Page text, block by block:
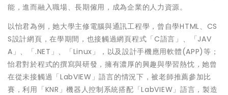
能，進而融入職場、長期僱用，成為企業的人力資源。
以怡君為例，她大學主修電腦與通訊工程學，曾自學HTML、CS
S設計網頁，在學期間，也接觸過網頁程式「C語言」、「JAV
A」、「.NET」、「Linux」，以及設計手機應用軟體(APP)等；
怡君對於程式的撰寫與研發，擁有濃厚的興趣與學習熱忱，她曾
在從未接觸過「LabVIEW」語言的情況下，被老師推薦參加比
賽，利用「KNR」機器人控制系統搭配「LabVIEW」語言，製造